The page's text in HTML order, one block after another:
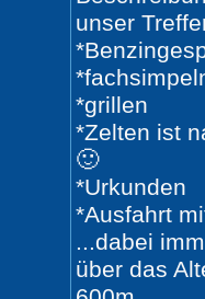
unser
*grillen
*Zelten ist
🙂
*Urkunden
*Ausfahrt
...dabei
über das